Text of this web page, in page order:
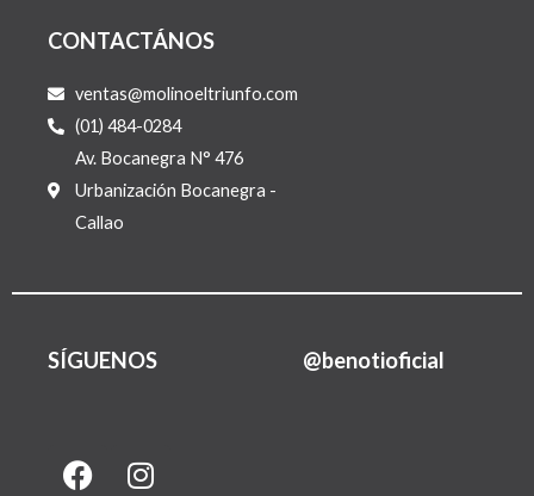
CONTACTÁNOS
ventas@molinoeltriunfo.com
(01) 484-0284
Av. Bocanegra N° 476
Urbanización Bocanegra -
Callao
SÍGUENOS @benotioficial
F
a
I
n
L
i